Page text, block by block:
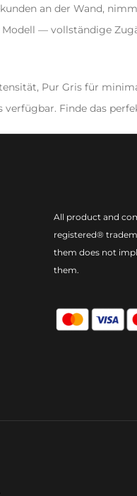
an der Wand,
Modell — vollständige
Pur Gris für
Finde das
All product and
registered®
them does not
them.